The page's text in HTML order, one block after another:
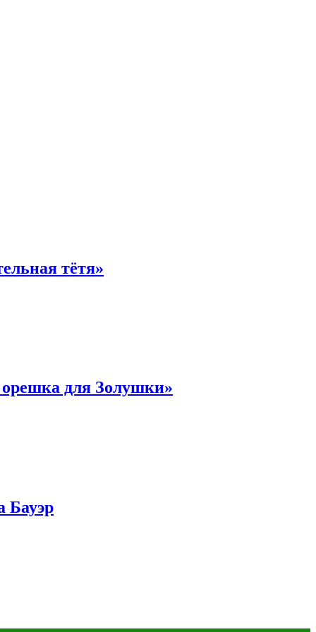
тётя»
для Золушки»
Бауэр